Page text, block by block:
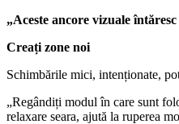
„Aceste ancore vizuale
Creați zone noi
Schimbările mici, intenționate,
„Regândiți modul în care sunt
relaxare seara, ajută la ruperea